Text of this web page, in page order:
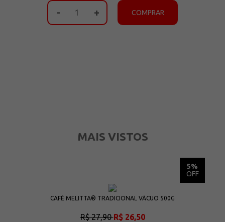
- + COMPRAR
MAIS VISTOS
5%
OFF
CAFÉ MELITTA® TRADICIONAL VÁCUO 500G
R$ 27,90R$ 26,50